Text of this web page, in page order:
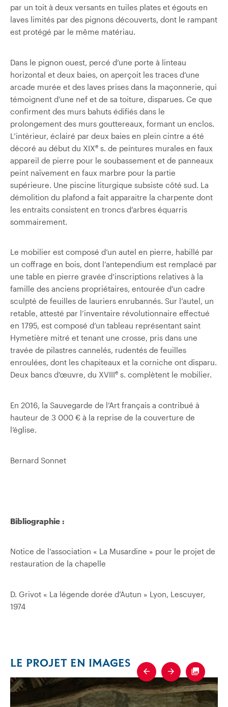
par un toit à deux versants en tuiles plates et égouts en
laves limités par des pignons découverts, dont le rampant
est protégé par le même matériau.
Dans le pignon ouest, percé d’une porte à linteau
horizontal et deux baies, on aperçoit les traces d’une
arcade murée et des laves prises dans la maçonnerie, qui
témoignent d’une nef et de sa toiture, disparues. Ce que
confirment des murs bahuts édifiés dans le
prolongement des murs gouttereaux, formant un enclos.
L’intérieur, éclairé par deux baies en plein cintre a été
décoré au début du XIXe s. de peintures murales en faux
appareil de pierre pour le soubassement et de panneaux
peint naïvement en faux marbre pour la partie
supérieure. Une piscine liturgique subsiste côté sud. La
démolition du plafond a fait apparaitre la charpente dont
les entraits consistent en troncs d’arbres équarris
sommairement.
Le mobilier est composé d’un autel en pierre, habillé par
un coffrage en bois, dont l’antependium est remplacé par
une table en pierre gravée d’inscriptions relatives à la
famille des anciens propriétaires, entourée d’un cadre
sculpté de feuilles de lauriers enrubannés. Sur l’autel, un
retable, attesté par l’inventaire révolutionnaire effectué
en 1795, est composé d’un tableau représentant saint
Hymetière mitré et tenant une crosse, pris dans une
travée de pilastres cannelés, rudentés de feuilles
enroulées, dont les chapiteaux et la corniche ont disparu.
Deux bancs d’œuvre, du XVIIIe s. complètent le mobilier.
En 2016, la Sauvegarde de l’Art français a contribué à
hauteur de 3 000 € à la reprise de la couverture de
l’église.
Bernard Sonnet
Bibliographie :
Notice de l’association « La Musardine » pour le projet de
restauration de la chapelle
D. Grivot « La légende dorée d’Autun » Lyon, Lescuyer,
1974
LE PROJET EN IMAGES
Previous
Next